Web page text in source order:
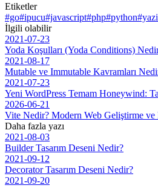
Etiketler
#go#ipucu#javascript#php#python
İlgili olabilir
2021-07-23
Yoda Koşulları (Yoda Conditions)
2021-08-17
Mutable ve Immutable Kavramları
2021-07-23
Yeni WordPress Temam Honeywind:
2026-06-21
Vite Nedir? Modern Web Geliştirme ve
Daha fazla yazı
2021-08-03
Builder Tasarım Deseni Nedir?
2021-09-12
Decorator Tasarım Deseni Nedir?
2021-09-20